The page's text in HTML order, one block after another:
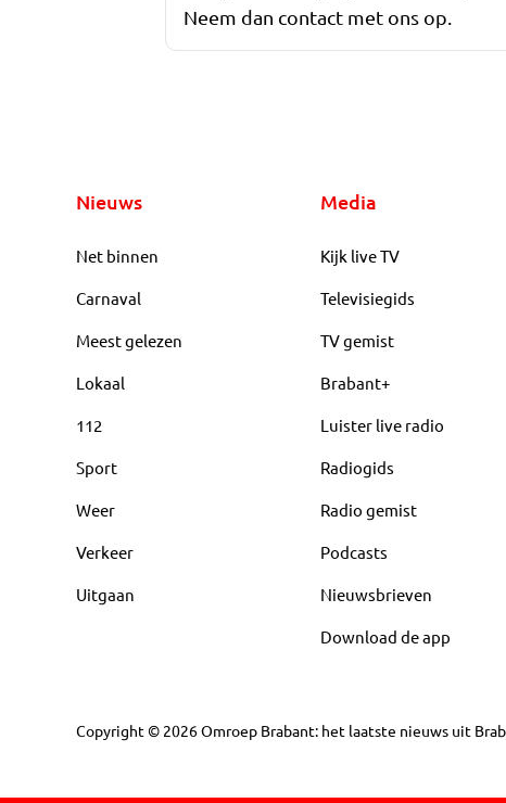
Neem dan contact met ons op.
Nieuws
Net binnen
Carnaval
Meest gelezen
Lokaal
112
Sport
Weer
Verkeer
Uitgaan
Media
Kijk live TV
Televisiegids
TV gemist
Brabant+
Luister live radio
Radiogids
Radio gemist
Podcasts
Nieuwsbrieven
Download de app
Copyright © 2026Omroep Brabant: het laatste nieuws uit